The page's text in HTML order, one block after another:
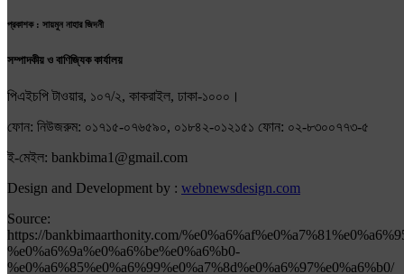
প্রকাশক : সায়মুন নাহার জিদনী
সম্পাদকীয় ও বাণিজ্যিক কার্যালয়
পিএইচপি টাওয়ার, ১০৭/২, কাকরাইল, ঢাকা-১০০০।
ফোন: নিউজরুম: ০১৭১৫-০৭৬৫৯০, ০১৮৪২-০১২১৫১ ফোন: ০২-৮৩০০৭৭৩-৫
ই-মেইল: bankbima1@gmail.com
Design and Development by : webnewsdesign.com
Source:
https://bankbimaarthonity.com/
%e0%a6%9a%e0%a6%be%e0%a6%b0-
%e0%a6%85%e0%a6%99%e0%a7%8d%e0%a6%97%e0%a6%b0/